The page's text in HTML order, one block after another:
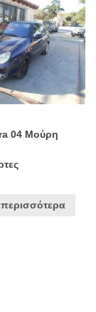
04 Μούρη